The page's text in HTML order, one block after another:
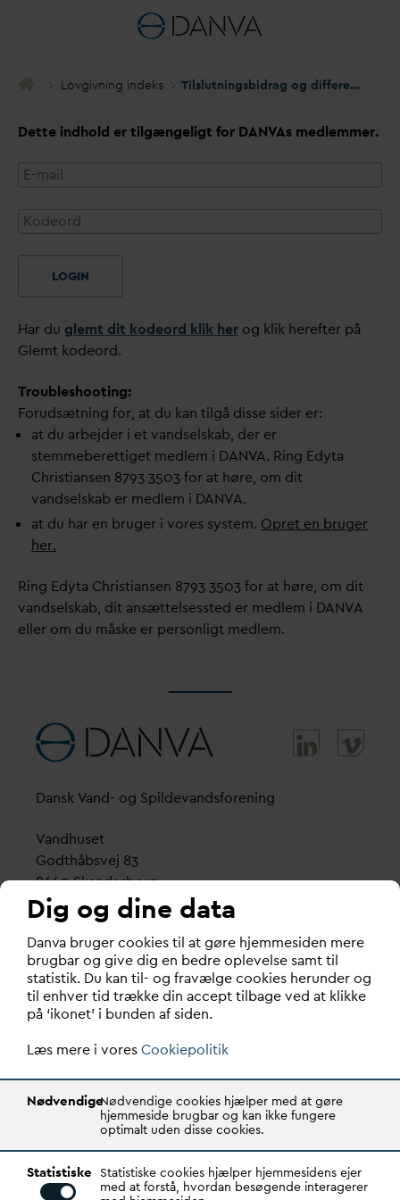
Lovgivning indeks Tilslutningsbidrag og differentiering
Dette indhold er tilgængeligt for DANVAs medlemmer.
LOGIN
Har du glemt dit kodeord klik her og klik herefter på
Glemt kodeord.
Troubleshooting:
Forudsætning for, at du kan tilgå disse sider er:
at du arbejder i et vandselskab, der er
stemmeberettiget medlem i DANVA. Ring Edyta
Christiansen 8793 3503 for at høre, om dit
vandselskab er medlem i DANVA.
at du har en bruger i vores system. Opret en bruger
her.
Ring Edyta Christiansen 8793 3503 for at høre, om dit
vandselskab, dit ansættelsessted er medlem i DANVA
eller om du måske er personligt medlem.
Dansk Vand- og Spildevandsforening
Vandhuset
Godthåbsvej 83
8660 Skanderborg
København
Vester Farimagsgade 1, 5. sal.
1606 København V
Tlf.: 70 21 00 55
CVR: 29031215
Transparency Register: REG 0105047100027-26
A er den samlende kraft ivandsektoren.
Gennem stærke alliancer og klare budskaber taler
D ANVA
andets sag, som vigtig ressource for den
Dig og dine data
Danva bruger cookies til at gøre hjemmesiden mere
brugbar og give dig en bedre oplevelse samt til
statistik. Du kan til- og fravælge cookies herunder og
til enhver tid trække din accept tilbage ved at klikke
på ‘ikonet’ i bunden af siden.
Læs mere i voresCookiepolitik
NødvendigeNødvendige cookies hjælper med at gøre
hjemmeside brugbar og kan ikke fungere
optimalt uden disse cookies.
Statistiske Statistiske cookies hjælper hjemmesidens ejer
med at forstå, hvordan besøgende interagerer